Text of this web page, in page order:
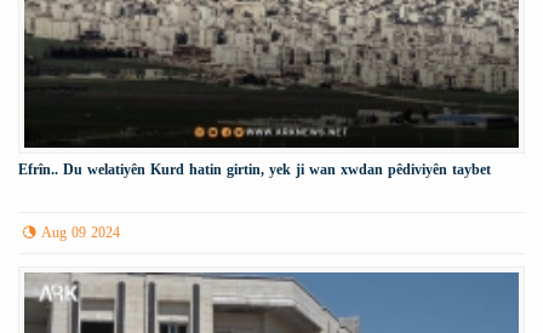
Efrîn.. Du welatiyên Kurd hatin girtin, yek ji wan xwdan pêdiviyên taybet
Aug 09 2024